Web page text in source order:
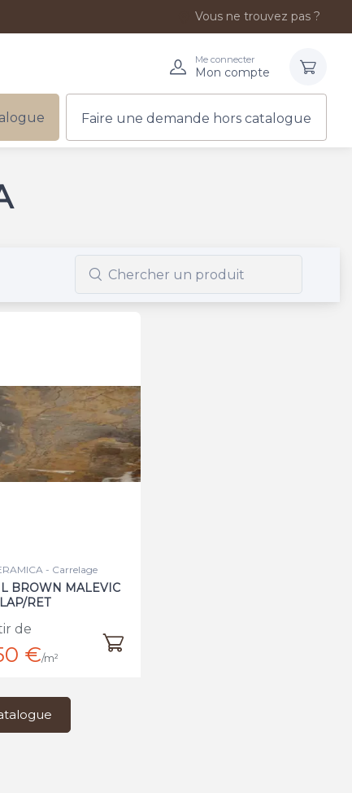
Vous ne trouvez pas ?
Me connecter
Mon compte
Faire une demande hors catalogue
- Carrelage
BROWN MALEVIC
RET
de
€/m²